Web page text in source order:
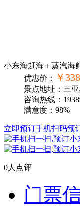
小东海赶海＋蒸汽海
优惠价：
￥338
景点地址：三
咨询热线：
满意度：98%
立即预订手机扫码预
0人点评
门票